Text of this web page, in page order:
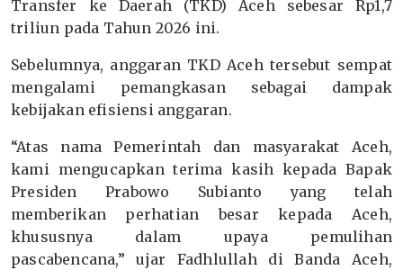
Transfer ke Daerah (TKD) Aceh sebesar Rp1,7
triliun pada Tahun 2026 ini.
Sebelumnya, anggaran TKD Aceh tersebut sempat
mengalami pemangkasan sebagai dampak
kebijakan efisiensi anggaran.
“Atas nama Pemerintah dan masyarakat Aceh,
kami mengucapkan terima kasih kepada Bapak
Presiden Prabowo Subianto yang telah
memberikan perhatian besar kepada Aceh,
khususnya dalam upaya pemulihan
pascabencana,” ujar Fadhlullah di Banda Aceh,